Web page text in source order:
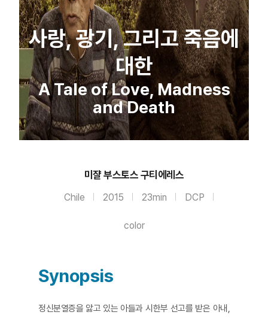
사랑, 광기, 그리고 죽음에
대한
A Tale of Love, Madness
and Death
미쟐 부스토스 구티에레스
Chile 2015 23min DCP
color
Synopsis
정신분열증을 앓고 있는 아들과 시한부 선고를 받은 아내,